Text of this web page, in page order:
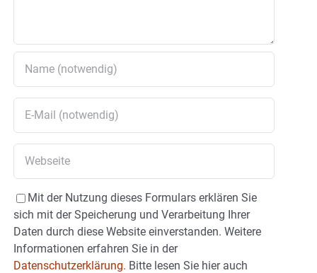
Mit der Nutzung dieses Formulars erklären Sie
sich mit der Speicherung und Verarbeitung Ihrer
Daten durch diese Website einverstanden. Weitere
Informationen erfahren Sie in der
Datenschutzerklärung. Bitte lesen Sie hier auch